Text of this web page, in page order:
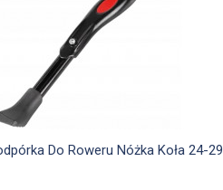
Szybki podgląd
Do Roweru Nóżka Koła 24-29